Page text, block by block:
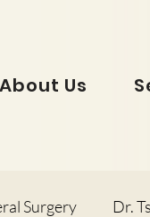
About Us
Surgery Dr.